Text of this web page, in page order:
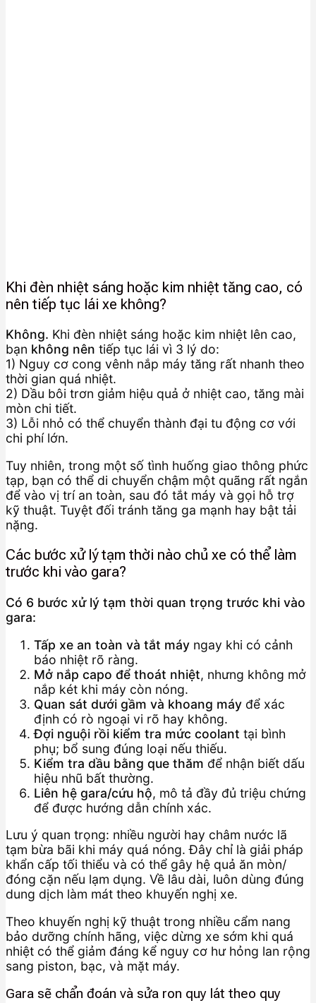
Khi đèn nhiệt sáng hoặc kim nhiệt tăng cao, có
nên tiếp tục lái xe không?
Không. Khi đèn nhiệt sáng hoặc kim nhiệt lên cao,
bạn không nên tiếp tục lái vì 3 lý do:
1) Nguy cơ cong vênh nắp máy tăng rất nhanh theo
thời gian quá nhiệt.
2) Dầu bôi trơn giảm hiệu quả ở nhiệt cao, tăng mài
mòn chi tiết.
3) Lỗi nhỏ có thể chuyển thành đại tu động cơ với
chi phí lớn.
Tuy nhiên, trong một số tình huống giao thông phức
tạp, bạn có thể di chuyển chậm một quãng rất ngắn
để vào vị trí an toàn, sau đó tắt máy và gọi hỗ trợ
kỹ thuật. Tuyệt đối tránh tăng ga mạnh hay bật tải
nặng.
Các bước xử lý tạm thời nào chủ xe có thể làm
trước khi vào gara?
Có 6 bước xử lý tạm thời quan trọng trước khi vào
gara:
Tấp xe an toàn và tắt máy ngay khi có cảnh
báo nhiệt rõ ràng.
Mở nắp capo để thoát nhiệt, nhưng không mở
nắp két khi máy còn nóng.
Quan sát dưới gầm và khoang máy để xác
định có rò ngoại vi rõ hay không.
Đợi nguội rồi kiểm tra mức coolant tại bình
phụ; bổ sung đúng loại nếu thiếu.
Kiểm tra dầu bằng que thăm để nhận biết dấu
hiệu nhũ bất thường.
Liên hệ gara/cứu hộ, mô tả đầy đủ triệu chứng
để được hướng dẫn chính xác.
Lưu ý quan trọng: nhiều người hay châm nước lã
tạm bừa bãi khi máy quá nóng. Đây chỉ là giải pháp
khẩn cấp tối thiểu và có thể gây hệ quả ăn mòn/
đóng cặn nếu lạm dụng. Về lâu dài, luôn dùng đúng
dung dịch làm mát theo khuyến nghị xe.
Theo khuyến nghị kỹ thuật trong nhiều cẩm nang
bảo dưỡng chính hãng, việc dừng xe sớm khi quá
nhiệt có thể giảm đáng kể nguy cơ hư hỏng lan rộng
sang piston, bạc, và mặt máy.
Gara sẽ chẩn đoán và sửa ron quy lát theo quy